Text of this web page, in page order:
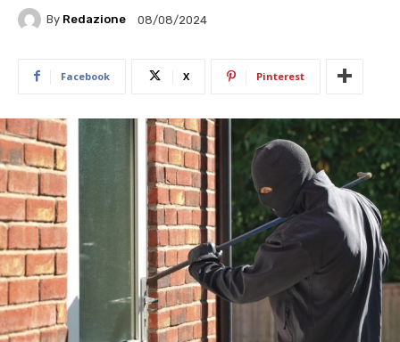
By Redazione 08/08/2024
Facebook X Pinterest